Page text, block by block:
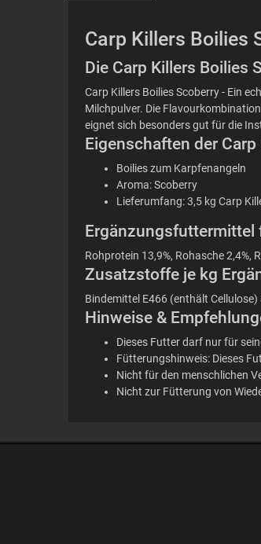
Carp Killers Boilies
Die Carp Killers Boilies
Carp Killers Boilies Scoberry - Ein
Milchpulver. Die
eignet sich besonders gut für die
Eigenschaften der
Boilies zum Karpfenangeln
Aroma: Scoberry
Lieferumfang: 3,5 kg Carp
Ergänzungsfuttermittel
Rohprotein 13,9%, Rohasche 2,4%,
Zusatzstoffe je kg
Bindemittel E466 (enthält
Hinweise &
Dieses Futter darf nur für
Fütterungshinweis: Dieses
Nicht für den menschlichen
Nicht zur Fütterung von